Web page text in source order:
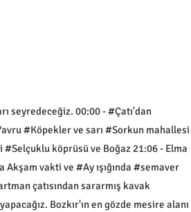
seyredeceğiz. 00:00 - #Çatı'dan
#Köpekler ve sarı #Sorkun mahallesi
köprüsü ve Boğaz 21:06 - Elma
vakti ve #Ay ışığında #semaver
çatısından sararmış kavak
Bozkır'ın en gözde mesire alanı